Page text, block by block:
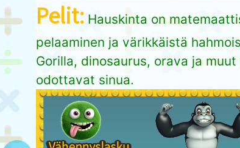
Pelit: Hauskinta on
pelaaminen ja värikkäistä
Gorilla, dinosaurus, orava ja
odottavat sinua.